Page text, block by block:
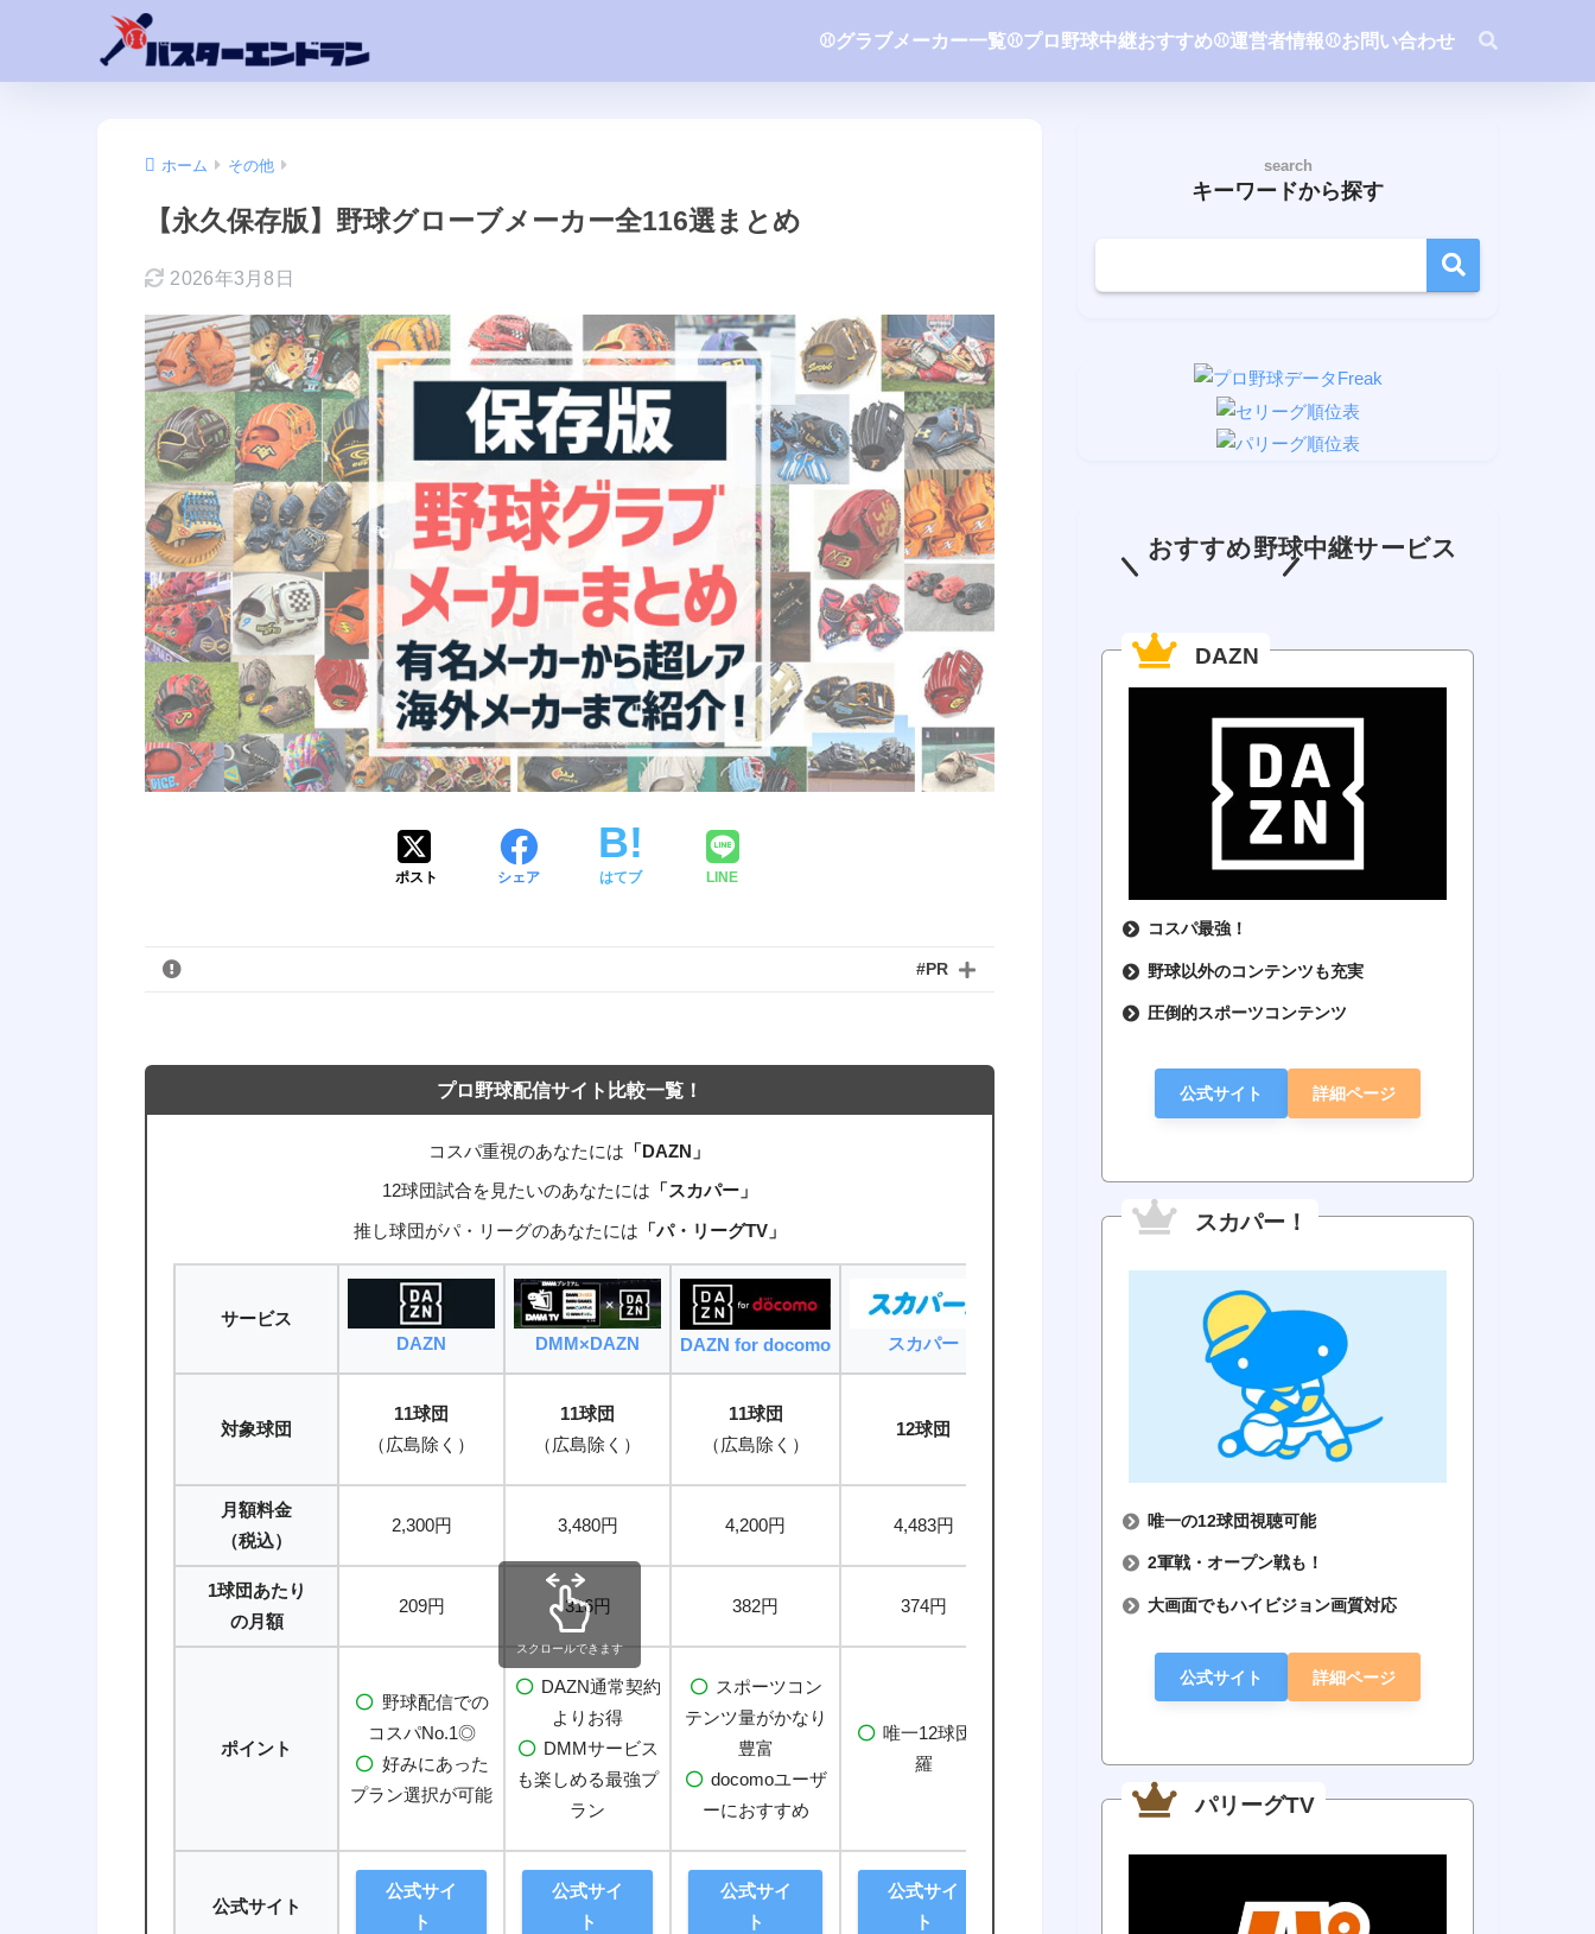
⚾️グラブメーカー一覧⚾️プロ野球中継おすすめ⚾️運営者情報⚾️お問い合わせ
ホーム その他
【永久保存版】野球グローブメーカー全116選まとめ
2026年3月8日
ポスト シェア はてブ LINE
#PR
プロ野球配信サイト比較一覧！
コスパ重視のあなたには 「DAZN」
12球団試合を見たいのあなたには 「スカパー」
推し球団がパ・リーグのあなたには 「パ・リーグTV」
サービス
DAZN
DMM×DAZN DAZN for docomo スカパー Jスポーツ
対象球団
11球団
（広島除く）
11球団
（広島除く）
11球団
（広島除く）
12球団
5球団
（広島･横浜･中
日）
月額料金
（税込）
2,300円 3,480円 4,200円 4,483円 2,580円
1球団あたり
の月額
209円 316円 382円 374円 860円
ポイント
野球配信での
コスパNo.1◎
好みにあった
プラン選択が可能
DAZN通常契約
よりお得
DMMサービス
も楽しめる最強プ
ラン
スポーツコン
テンツ量がかなり
豊富
docomoユーザ
ーにおすすめ
唯一12球団網
羅
2軍戦も視聴可
では最安
ソフトバンク
ユーザーならさら
パ・リーグメ
インならコスパ最
公式サイト
公式サイ
ト
公式サイ
ト
公式サイ
ト
公式サイ
ト
ト
スクロールできます
search
キーワードから探す
おすすめ野球中継サービス
DAZN
コスパ最強！
野球以外のコンテンツも充実
圧倒的スポーツコンテンツ
公式サイト 詳細ページ
スカパー！
唯一の12球団視聴可能
2軍戦・オープン戦も！
大画面でもハイビジョン画質対応
公式サイト 詳細ページ
パリーグTV